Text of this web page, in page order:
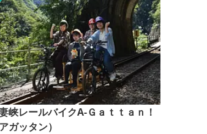
峡レールバイクA-Ｇａｔｔａｎ！
アガッタン）